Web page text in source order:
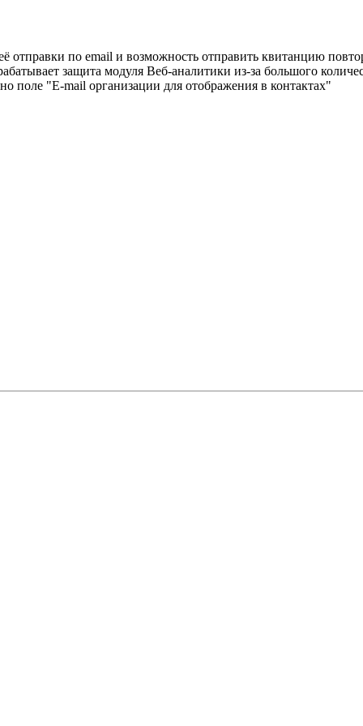
отправки по email и возможность отправить квитанцию
защита модуля Веб-аналитики из-за большого
поле "E-mail организации для отображения в контактах"